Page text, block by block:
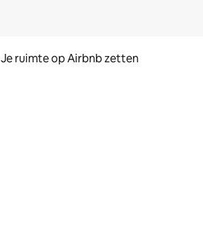
Je ruimte op Airbnb zetten